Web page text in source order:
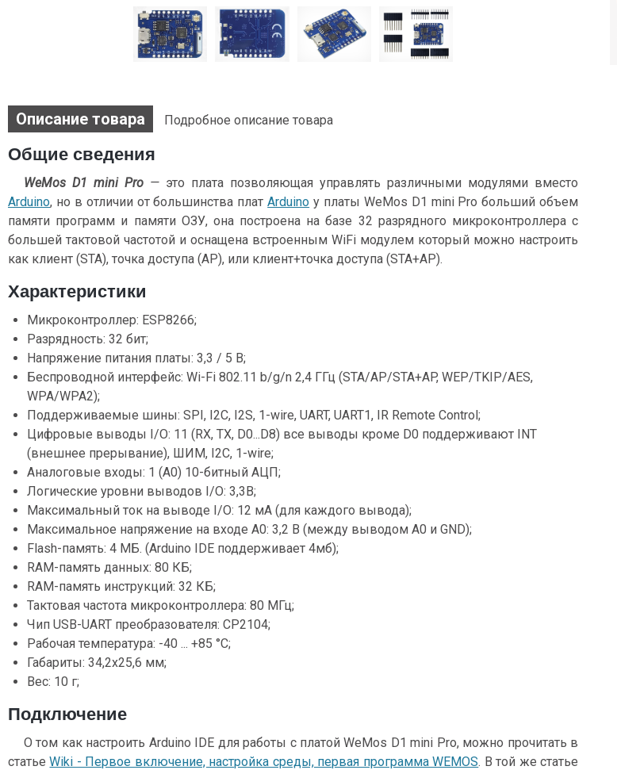
Описание товара Подробное описание товара
Общие сведения
WeMos D1 mini Pro — это плата позволяющая управлять различными модулями вместо
Arduino, но в отличии от большинства платArduino у платы WeMos D1 mini Pro больший объем
памяти программ и памяти ОЗУ, она построена на базе 32 разрядного микроконтроллера с
большей тактовой частотой и оснащена встроенным WiFi модулем который можно настроить
как клиент (STA), точка доступа (AP), или клиент+точка доступа (STA+AP).
Характеристики
Микроконтроллер: ESP8266;
Разрядность: 32 бит;
Напряжение питания платы: 3,3 / 5 В;
Беспроводной интерфейс: Wi-Fi 802.11 b/g/n 2,4 ГГц (STA/AP/STA+AP, WEP/TKIP/AES,
WPA/WPA2);
Поддерживаемые шины: SPI, I2C, I2S, 1-wire, UART, UART1, IR Remote Control;
Цифровые выводы I/O: 11 (RX, TX, D0...D8) все выводы кроме D0 поддерживают INT
(внешнее прерывание), ШИМ, I2C, 1-wire;
Аналоговые входы: 1 (A0) 10-битный АЦП;
Логические уровни выводов I/O: 3,3В;
Максимальный ток на выводе I/O: 12 мА (для каждого вывода);
Максимальное напряжение на входе A0: 3,2 В (между выводом A0 и GND);
Flash-память: 4 МБ. (Arduino IDE поддерживает 4мб);
RAM-память данных: 80 КБ;
RAM-память инструкций: 32 КБ;
Тактовая частота микроконтроллера: 80 МГц;
Чип USB-UART преобразователя: CP2104;
Рабочая температура: -40 ... +85 °C;
Габариты: 34,2x25,6 мм;
Вес: 10 г;
Подключение
О том как настроить Arduino IDE для работы с платой WeMos D1 mini Pro, можно прочитать в
статьеWiki - Первое включение, настройка среды, первая программа WEMOS. В той же статье